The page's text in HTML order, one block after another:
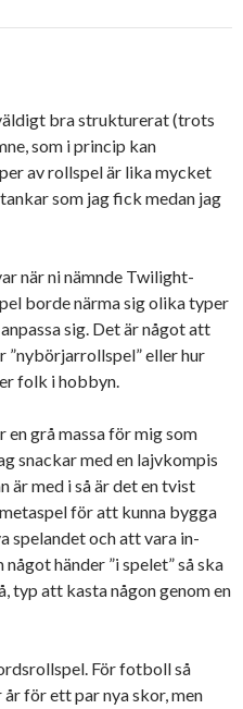
bra strukturerat (trots
som i princip kan
av rollspel är lika mycket
som jag fick medan jag
när ni nämnde Twilight-
borde närma sig olika typer
sig. Det är något att
”nybörjarrollspel” eller hur
folk i hobbyn.
grå massa för mig som
snackar med en lajvkompis
är med i så är det en tvist
för att kunna bygga
spelandet och att vara in-
händer ”i spelet” så ska
typ att kasta någon genom en
För fotboll så
för ett par nya skor, men